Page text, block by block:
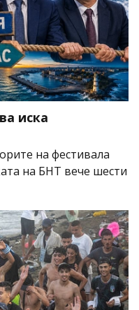
иска
на фестивала
на БНТ вече шести